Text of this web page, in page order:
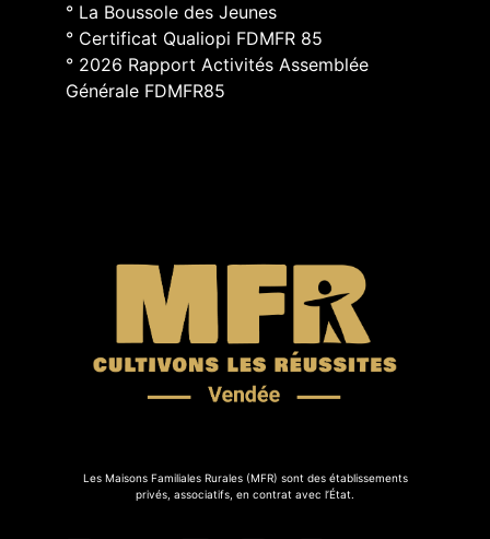
° La Boussole des Jeunes
° Certificat Qualiopi FDMFR 85
° 2026 Rapport Activités Assemblée
Générale FDMFR85
Les Maisons Familiales Rurales (MFR) sont des établissements
privés, associatifs, en contrat avec l’État.